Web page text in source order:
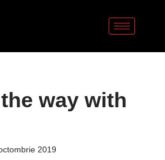
way with
2019